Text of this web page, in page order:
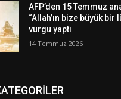
AFP’den 15 Temmuz
“Allah’ın bize büyük
vurgu yaptı
14 Temmuz 2026